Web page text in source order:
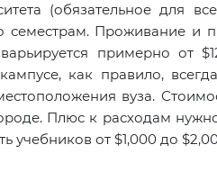
(обязательное для
семестрам. Проживание и
примерно от
как правило,
вуза.
Плюс к расходам
учебников от $1,000 до